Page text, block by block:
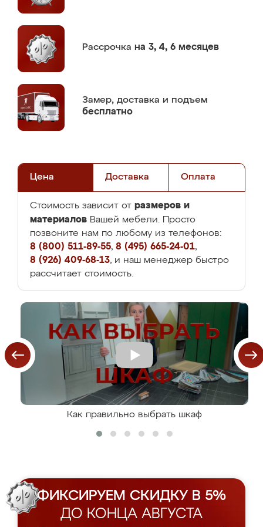
Рассрочка на 3, 4, 6 месяцев
Замер, доставка и подъем
бесплатно
Цена Доставка Оплата
Стоимость зависит от размеров и
материалов Вашей мебели. Просто
позвоните нам по любому из телефонов:
8 (800) 511-89-55, 8 (495) 665-24-01,
8 (926) 409-68-13, и наш менеджер быстро
рассчитает стоимость.
Как правильно выбрать шкаф
ФИКСИРУЕМ СКИДКУ В 5%
ДО КОНЦА АВГУСТА